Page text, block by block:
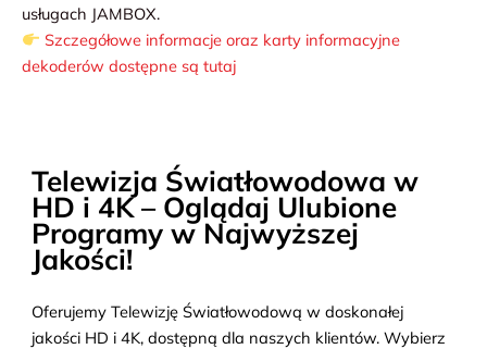
usługach JAMBOX.
Szczegółowe informacje oraz karty informacyjne
dekoderów dostępne są tutaj
Telewizja Światłowodowa w
HD i 4K – Oglądaj Ulubione
Programy w Najwyższej
Jakości!
Oferujemy Telewizję Światłowodową w doskonałej
jakości HD i 4K, dostępną dla naszych klientów. Wybierz